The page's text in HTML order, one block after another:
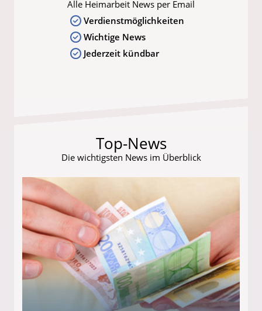
Alle Heimarbeit News per Email
Verdienstmöglichkeiten
Wichtige News
Jederzeit kündbar
Top-News
Die wichtigsten News im Überblick